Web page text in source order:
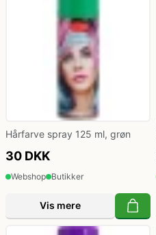
Hårfarve spray 125 ml, grøn
30 DKK
Webshop Butikker
Vis mere